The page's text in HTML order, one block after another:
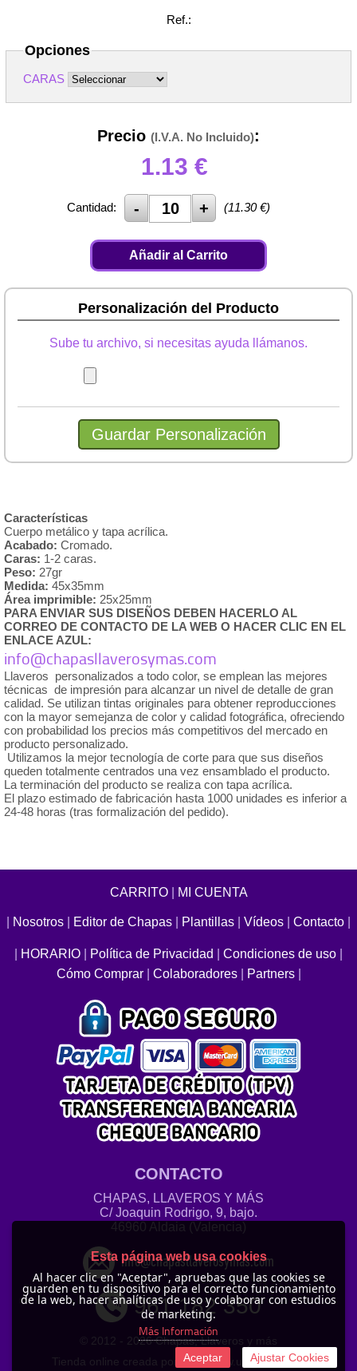
Ref.:
Opciones
CARAS
Precio (I.V.A. No Incluido):
1.13 €
Cantidad: (11.30€)
Añadir al Carrito
Personalización del Producto
Sube tu archivo, si necesitas ayuda llámanos.
Características
Cuerpo metálico y tapa acrílica.
Acabado: Cromado.
Caras: 1-2 caras.
Peso: 27gr
Medida: 45x35mm
Área imprimible: 25x25mm
PARA ENVIAR SUS DISEÑOS DEBEN HACERLO AL
CORREO DE CONTACTO DE LA WEB O HACER CLIC EN EL
ENLACE AZUL:
info@chapasllaverosymas.com
Llaveros personalizados a todo color, se emplean las mejores
técnicas de impresión para alcanzar un nivel de detalle de gran
calidad. Se utilizan tintas originales para obtener reproducciones
con la mayor semejanza de color y calidad fotográfica, ofreciendo
con probabilidad los precios más competitivos del mercado en
producto personalizado.
Utilizamos la mejor tecnología de corte para que sus diseños
queden totalmente centrados una vez ensamblado el producto.
La terminación del producto se realiza con tapa acrílica.
El plazo estimado de fabricación hasta 1000 unidades es inferior a
24-48 horas (tras formalización del pedido).
CARRITO| MI CUENTA
Nosotros Editor de Chapas Plantillas Vídeos Contacto
HORARIO Política de Privacidad Condiciones de uso
Cómo Comprar
Colaboradores Partners
CONTACTO
CHAPAS, LLAVEROS Y MÁS
C/ Joaquin Rodrigo, 9, bajo.
46960 Aldaia (Valencia)
info@chapasllaverosymas.com
961 182 350
© 2012 - 2026 Chapas, Llaveros y más
Tienda online creada por http://www.urbecom.com
Esta página web usa cookies
Al hacer clic en "Aceptar", apruebas que las cookies se
guarden en tu dispositivo para el correcto funcionamiento
de la web, hacer analíticas de uso y colaborar con estudios
de marketing.
Más Información
Aceptar Ajustar Cookies